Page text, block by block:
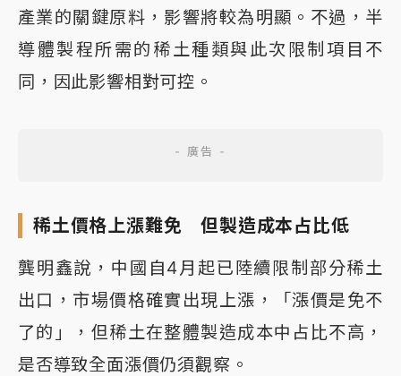
產業的關鍵原料，影響將較為明顯。不過，半
導體製程所需的稀土種類與此次限制項目不
同，因此影響相對可控。
稀土價格上漲難免 但製造成本占比低
龔明鑫說，中國自4月起已陸續限制部分稀土
出口，市場價格確實出現上漲，「漲價是免不
了的」，但稀土在整體製造成本中占比不高，
是否導致全面漲價仍須觀察。